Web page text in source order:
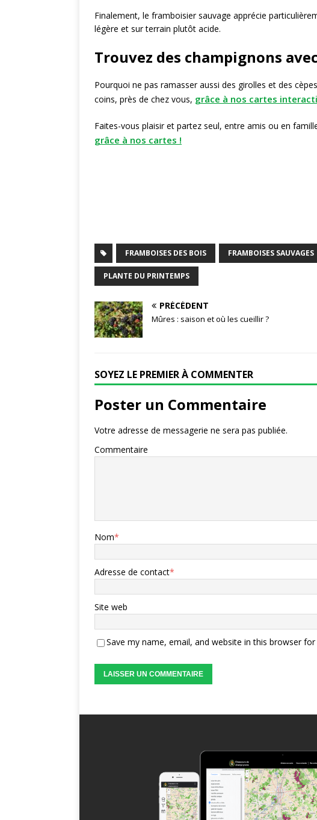
Finalement, le framboisier sauvage apprécie
légère et sur terrain plutôt acide.
Trouvez des champignons
Pourquoi ne pas ramasser aussi des girolles et des
coins, près de chez vous, grâce à nos cartes
Faites-vous plaisir et partez seul, entre amis ou en
grâce à nos cartes !
FRAMBOISES DES BOIS FRAMBOISES SAUVAGES
PLANTE DU PRINTEMPS
PRÉCÉDENT
Mûres : saison et où les cueillir ?
SOYEZ LE PREMIER À COMMENTER
Poster un Commentaire
Votre adresse de messagerie ne sera pas publiée.
Commentaire
Nom*
Adresse de contact*
Site web
Save my name, email, and website in this browser